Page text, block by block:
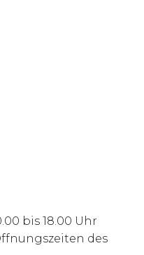
bis 18.00 Uhr
des